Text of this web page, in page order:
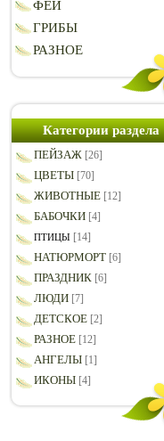
ФЕИ
ГРИБЫ
РАЗНОЕ
Категории раздела
ПЕЙЗАЖ [26]
ЦВЕТЫ [70]
ЖИВОТНЫЕ [12]
БАБОЧКИ [4]
ПТИЦЫ [14]
НАТЮРМОРТ [6]
ПРАЗДНИК [6]
ЛЮДИ [7]
ДЕТСКОЕ [2]
РАЗНОЕ [12]
АНГЕЛЫ [1]
ИКОНЫ [4]